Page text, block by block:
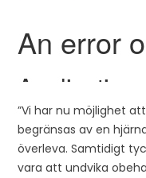
”Vi har nu möjlighet
begränsas av en
överleva. Samtidigt
vara att undvika